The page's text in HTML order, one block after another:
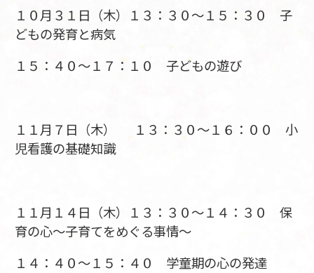
１０月３１日（木）１３：３０～１５：３０ 子
どもの発育と病気
１５：４０～１７：１０ 子どもの遊び
１１月７日（木） １３：３０～１６：００ 小
児看護の基礎知識
１１月１４日（木）１３：３０～１４：３０ 保
育の心～子育てをめぐる事情～
１４：４０～１５：４０ 学童期の心の発達